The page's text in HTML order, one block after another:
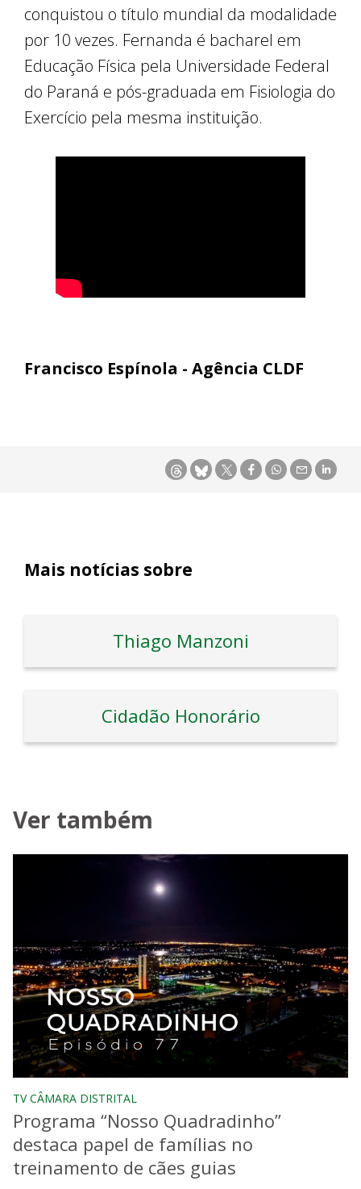
conquistou o título mundial da modalidade
por 10 vezes. Fernanda é bacharel em
Educação Física pela Universidade Federal
do Paraná e pós-graduada em Fisiologia do
Exercício pela mesma instituição.
Francisco Espínola - Agência CLDF
Mais notícias sobre
Thiago Manzoni
Cidadão Honorário
Ver também
TV CÂMARA DISTRITAL
Programa “Nosso Quadradinho”
destaca papel de famílias no
treinamento de cães guias